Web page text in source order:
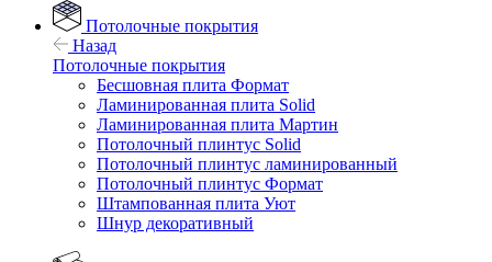
Потолочные покрытия
Назад
Потолочные покрытия
Бесшовная плита Формат
Ламинированная плита Solid
Ламинированная плита Мартин
Потолочный плинтус Solid
Потолочный плинтус ламинированный
Потолочный плинтус Формат
Штампованная плита Уют
Шнур декоративный